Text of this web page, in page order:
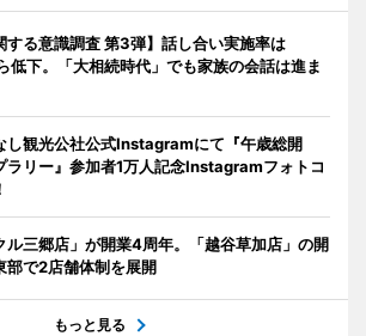
する意識調査 第3弾】話し合い実施率は
低下。「大相続時代」でも家族の会話は進ま
し観光公社公式Instagramにて『午歳総開
リー』参加者1万人記念Instagramフォトコ
ル三郷店」が開業4周年。「越谷草加店」の開
部で2店舗体制を展開
もっと見る